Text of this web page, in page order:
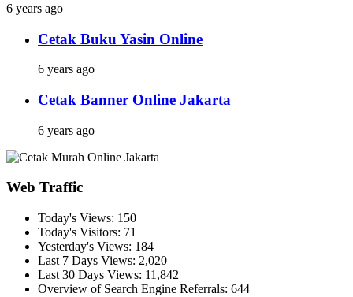
6 years ago
Cetak Buku Yasin Online
6 years ago
Cetak Banner Online Jakarta
6 years ago
Web Traffic
Today's Views: 150
Today's Visitors: 71
Yesterday's Views: 184
Last 7 Days Views: 2,020
Last 30 Days Views: 11,842
Overview of Search Engine Referrals: 644